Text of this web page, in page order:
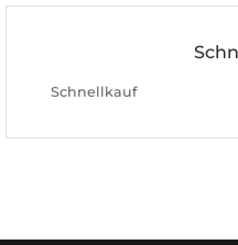
Schnellkauf